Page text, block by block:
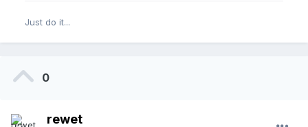
Just do it...
0
rewet